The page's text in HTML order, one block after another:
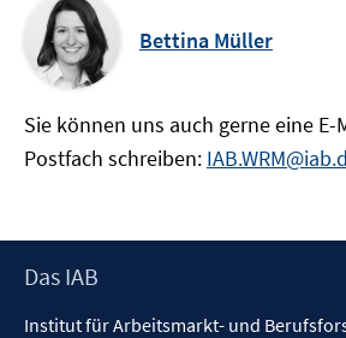
Bettina Müller
Sie können uns auch gerne eine E-
Postfach schreiben:
Footer
Das IAB
Institut für Arbeitsmarkt- und